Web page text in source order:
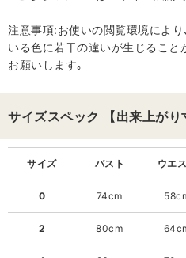
注意事項:お使いの閲覧環境によ
いる色に若干の違いが生じること
お願いします｡
サイズスペック 【出来上がり
サイズ
0
2
バスト
74cm
80cm
ウエ